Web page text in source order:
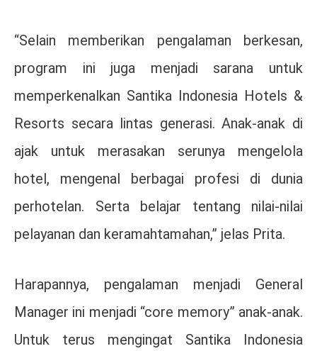
“Selain memberikan pengalaman berkesan,
program ini juga menjadi sarana untuk
memperkenalkan Santika Indonesia Hotels &
Resorts secara lintas generasi. Anak-anak di
ajak untuk merasakan serunya mengelola
hotel, mengenal berbagai profesi di dunia
perhotelan. Serta belajar tentang nilai-nilai
pelayanan dan keramahtamahan,” jelas Prita.
Harapannya, pengalaman menjadi General
Manager ini menjadi “core memory” anak-anak.
Untuk terus mengingat Santika Indonesia